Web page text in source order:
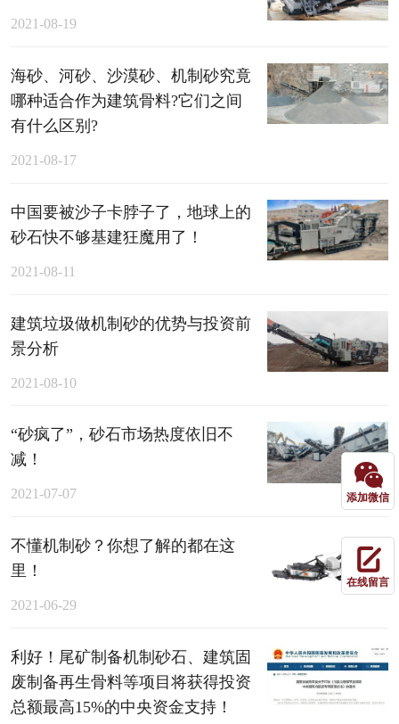
2021-08-19
海砂、河砂、沙漠砂、机制砂究竟
哪种适合作为建筑骨料?它们之间
有什么区别?
2021-08-17
中国要被沙子卡脖子了，地球上的
砂石快不够基建狂魔用了！
2021-08-11
建筑垃圾做机制砂的优势与投资前
景分析
2021-08-10
“砂疯了”，砂石市场热度依旧不
减！
2021-07-07
不懂机制砂？你想了解的都在这
里！
2021-06-29
利好！尾矿制备机制砂石、建筑固
废制备再生骨料等项目将获得投资
总额最高15%的中央资金支持！
添加微信
在线留言